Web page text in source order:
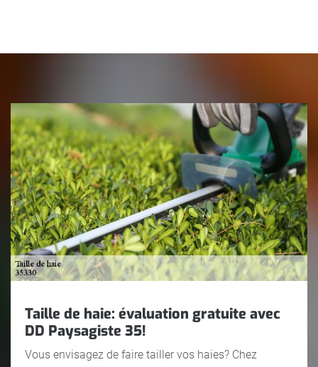
Taille de haie: évaluation gratuite avec
DD Paysagiste 35!
Vous envisagez de faire tailler vos haies? Chez